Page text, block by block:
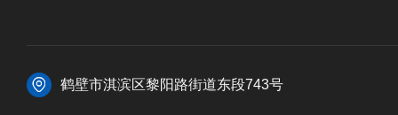
鹤壁市淇滨区黎阳路街道东段743号